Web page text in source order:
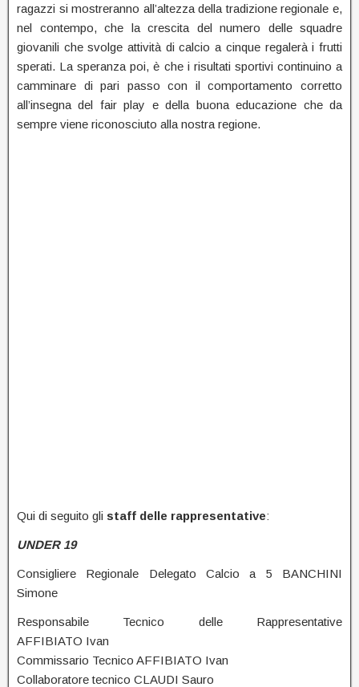
ragazzi si mostreranno all’altezza della tradizione regionale e,
nel contempo, che la crescita del numero delle squadre
giovanili che svolge attività di calcio a cinque regalerà i frutti
sperati. La speranza poi, è che i risultati sportivi continuino a
camminare di pari passo con il comportamento corretto
all’insegna del fair play e della buona educazione che da
sempre viene riconosciuto alla nostra regione.
Qui di seguito gli staff delle rappresentative:
UNDER 19
Consigliere Regionale Delegato Calcio a 5 BANCHINI
Simone
Responsabile Tecnico delle Rappresentative
AFFIBIATO Ivan
Commissario Tecnico AFFIBIATO Ivan
Collaboratore tecnico CLAUDI Sauro